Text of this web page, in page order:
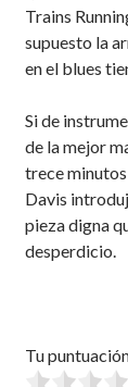
Trains
supuesto la
en el blues
Si de
de la mejor
trece minutos
Davis
pieza digna
desperdicio.
Tu